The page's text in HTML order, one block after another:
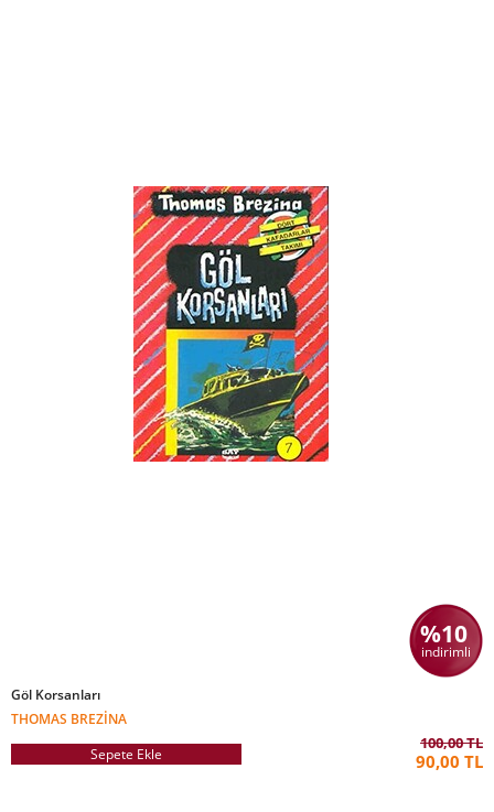
%10
indirimli
Göl Korsanları
THOMAS BREZINA
Sepete Ekle
100,00 TL
90,00 TL